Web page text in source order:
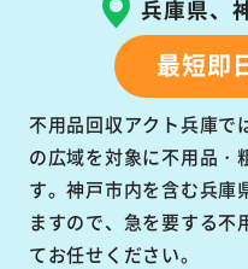
兵庫県、
最短即
不用品回収アクト兵庫で
の広域を対象に不用品・
す。神戸市内を含む兵庫
ますので、急を要する不
てお任せください。